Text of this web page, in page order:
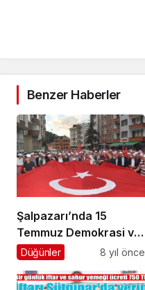
Benzer Haberler
Şalpazarı’nda 15
Temmuz Demokrasi ve
Milli Birlik Günü
Düğünler 8 yıl önce